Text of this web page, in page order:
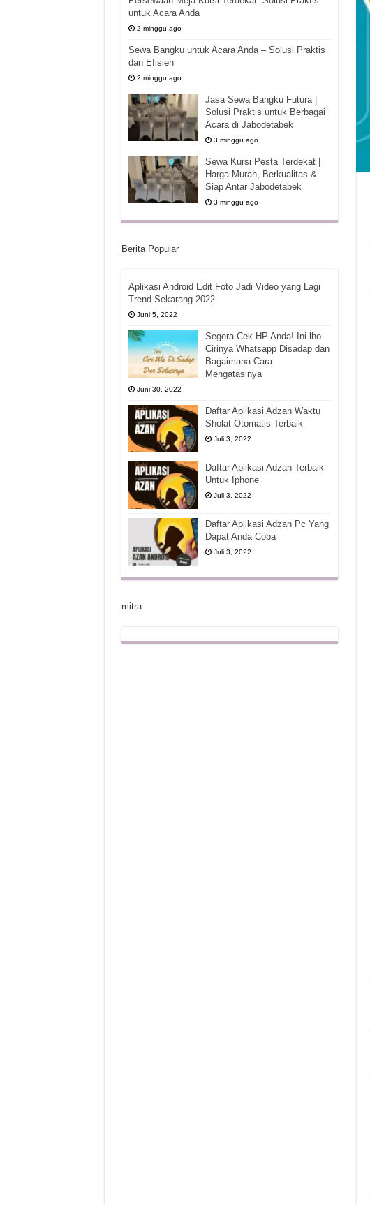
untuk Acara Anda
2 minggu ago
Sewa Bangku untuk Acara Anda – Solusi Praktis
dan Efisien
2 minggu ago
Jasa Sewa Bangku Futura |
Solusi Praktis untuk Berbagai
Acara di Jabodetabek
3 minggu ago
Sewa Kursi Pesta Terdekat |
Harga Murah, Berkualitas &
Siap Antar Jabodetabek
3 minggu ago
Berita Popular
Aplikasi Android Edit Foto Jadi Video yang Lagi
Trend Sekarang 2022
Juni 5, 2022
Segera Cek HP Anda! Ini lho
Cirinya Whatsapp Disadap dan
Bagaimana Cara
Mengatasinya
Juni 30, 2022
Daftar Aplikasi Adzan Waktu
Sholat Otomatis Terbaik
Juli 3, 2022
Daftar Aplikasi Adzan Terbaik
Untuk Iphone
Juli 3, 2022
Daftar Aplikasi Adzan Pc Yang
Dapat Anda Coba
Juli 3, 2022
mitra